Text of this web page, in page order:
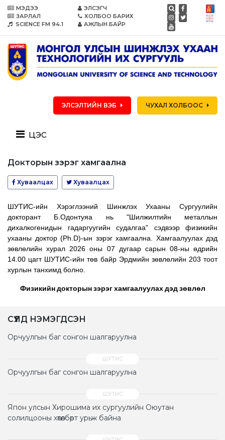
МЭДЭЭ
ЗАРЛАЛ
SCIENCE FM 94.1
ЭЛСЭГЧ
ХОЛБОО БАРИХ
АЖЛЫН БАЙР
ЭЛСЭЛТИЙН ВЭБ ЧУХАЛ ХОЛБООС
цэс
Докторын зэрэг хамгаална
Хуваалцах Хуваалцах
ШУТИС-ийн Хэрэглээний Шинжлэх Ухааны
Сургуулийн
докторант
Б.Одонтуяа нь "Шилжилтийн
металлын
дихалкогенидын
гадаргуугийн судалгаа" сэдвээр
физикийн
ухааны доктор (Ph.D)-ын зэрэг хамгаална. Хамгаалуулах дэд
зөвлөлийн хурал 2026 оны 07 дугаар сарын 08-ны өдрийн
14.00 цагт ШУТИС-ийн төв байр Эрдмийн зөвлөлийн 203 тоот
хурлын танхимд болно.
Физикийн докторын зэрэг хамгаалуулах дэд зөвлөл
СҮҮЛД НЭМЭГДСЭН
Орчуулгын баг сонгон шалгаруулна
Орчуулгын баг сонгон шалгаруулна
Япон улсын Хирошима их сургуулийн Оюутан
солилцооны хөтөлбөрт урьж байна